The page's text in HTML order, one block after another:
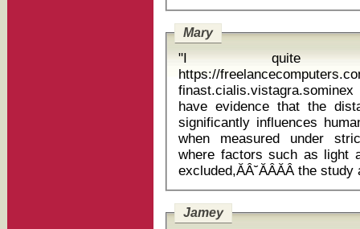
Mary
"I quite
https://
finast.cialis.vistagra.sominex
have evidence that the
significantly influences
when measured under
where factors such as light
Jamey